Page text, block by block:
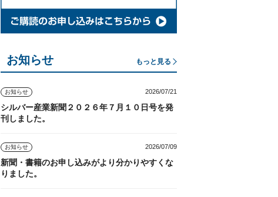
お知らせ もっと見る
お知らせ 2026/07/21
シルバー産業新聞２０２６年７月１０日号を発
刊しました。
お知らせ 2026/07/09
新聞・書籍のお申し込みがより分かりやすくな
りました。